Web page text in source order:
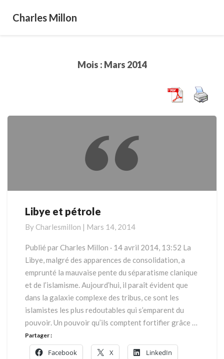
Charles Millon
Mois : Mars 2014
Libye
pétrole
Libye et pétrole
By Charlesmillon | Mars 14, 2014
Publié par Charles Millon · 14 avril 2014, 13:52 La
Libye, malgré des apparences de consolidation, a
emprunté la mauvaise pente du séparatisme clanique
et de l’islamisme. Aujourd’hui, il paraît évident que
dans la galaxie complexe des tribus, ce sont les
islamistes les plus redoutables qui s’emparent du
pouvoir. Un pouvoir qu’ils comptent fortifier grâce …
Partager :
Facebook X LinkedIn